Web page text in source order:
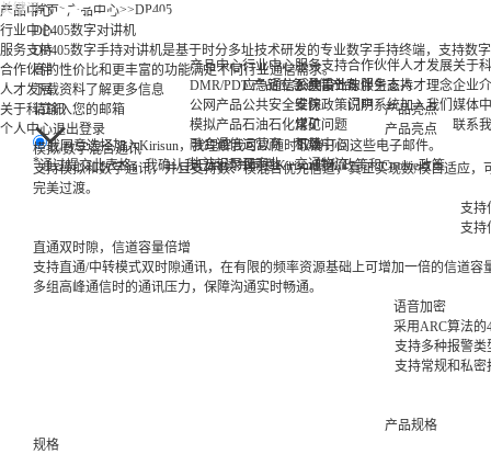
产品中心
DMR/PDT 产品
公网产品
模拟产品
融合通信
执法记录仪
应急通信产品
行业中心
应急通信
公共安全
石油石化
运营商
工商业
公共事业
安防
煤矿
机场
交通物流
服务支持
系统设计与服务支持
维保政策说明
常见问题
下载中心
合作伙伴
伙伴生态
门户系统
人才发展
人才理念
加入我们
关于
企业
媒体
联系
产品中心
行业中心
服务支持
合作伙伴
人才发展
关于科立讯
个人中心退出登录
首页>产品中心>>DP405
DP405数字对讲机
DP405数字手持对讲机是基于时分多址技术研发的专业数字手持终端，支持数
高的性价比和更丰富的功能满足不同行业通信需求。
下载资料 了解更多信息
请输入您的邮箱
我同意选择加入Kirisun，我理解我可以随时取消订阅这些电子邮件。
*通过提交此表格，我确认我已阅读并同意Kirisun隐私政策和Cookie政策
产品亮点
产品亮点
模拟/数字混合通讯
支持模拟和数字通讯，并且支持数、模混合优先信道，真正实现数/模自适应
完美过渡。
支持
支持
直通双时隙，信道容量倍增
支持直通/中转模式双时隙通讯，在有限的频率资源基础上可增加一倍的信道
多组高峰通信时的通讯压力，保障沟通实时畅通。
语音加密
采用ARC算法的
支持多种报警
支持常规和私
产品规格
规格